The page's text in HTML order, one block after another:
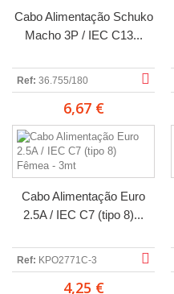
Cabo Alimentação Schuko
Macho 3P / IEC C13...
Ref: 36.755/180
6,67 €
Cabo Alimentação Euro
2.5A / IEC C7 (tipo 8)...
Ref: KPO2771C-3
4,25 €